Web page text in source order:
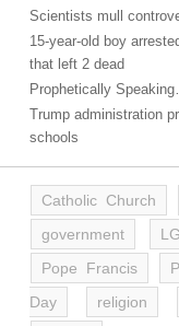
Scientists mull
15-year-old boy
that left 2 dead
Prophetically
Trump administration
schools
Catholic Church
government
Pope Francis
Day
religion